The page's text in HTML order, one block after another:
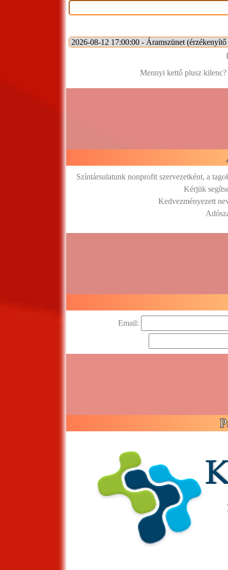
Mennyi kettő plusz
Színtársulatunk nonprofit szervezetként, a
Kérjük
Kedvezményezett
Email: